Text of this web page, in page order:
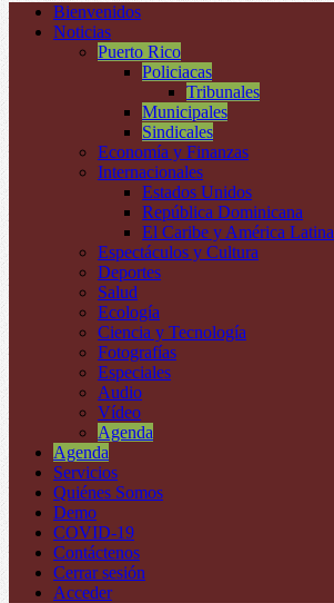
Bienvenidos
Noticias
Puerto Rico
Policiacas
Tribunales
Municipales
Sindicales
Economía y Finanzas
Internacionales
Estados Unidos
República Dominicana
El Caribe y América Latina
Espectáculos y Cultura
Deportes
Salud
Ecología
Ciencia y Tecnología
Fotografías
Especiales
Audio
Vídeo
Agenda
Agenda
Servicios
Quiénes Somos
Demo
COVID-19
Contáctenos
Cerrar sesión
Acceder